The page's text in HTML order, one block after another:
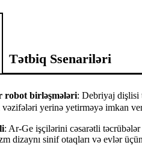
Tətbiq Ssenariləri
robot birləşmələri: Debriyaj dişlisi
yerinə yetirməyə imkan
: Ar-Ge işçilərini cəsarətli
dizaynı sinif otaqları və evlər